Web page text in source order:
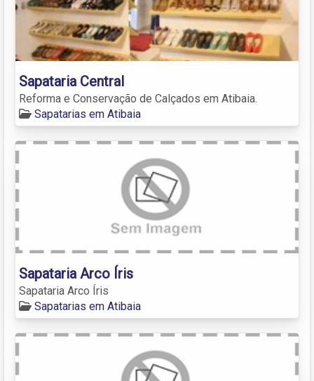
Sapataria Central
Reforma e Conservação de Calçados em Atibaia.
Sapatarias em Atibaia
Sapataria Arco Íris
Sapataria Arco Íris
Sapatarias em Atibaia